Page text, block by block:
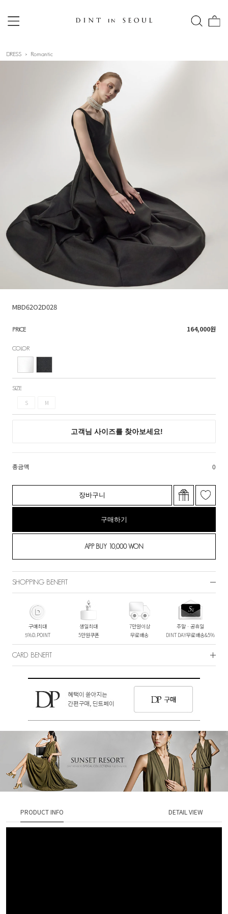
DRESS Romantic
MBD62O2D028
PRICE 164,000원
COLOR
SIZE
S M
총금액 0
장바구니
구매하기
SHOPPING BENEFIT
구매최대
5%D.POINT
생일최대
5만원쿠폰
7만원이상
무료배송
주말ㆍ공휴일
DINT DAY무료배송&5%
CARD BENEFIT
PRODUCT INFO DETAIL VIEW